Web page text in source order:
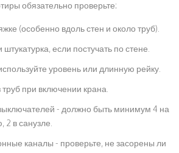
обязательно проверьте:
(особенно вдоль стен и около труб).
если постучать по стене.
уровень или длинную рейку.
при включении крана.
- должно быть минимум 4 на
2 в санузле.
каналы - проверьте, не засорены ли